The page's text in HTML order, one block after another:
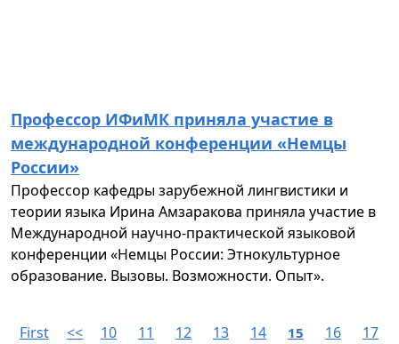
Профессор ИФиМК приняла участие в
международной конференции «Немцы
России»
Профессор кафедры зарубежной лингвистики и
теории языка Ирина Амзаракова приняла участие в
Международной научно-практической языковой
конференции «Немцы России: Этнокультурное
образование. Вызовы. Возможности. Опыт».
First << 10 11 12 13 14 15 16 17